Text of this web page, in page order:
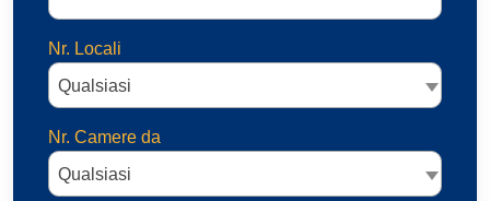
Nr. Locali
Qualsiasi
Nr. Camere da
Qualsiasi